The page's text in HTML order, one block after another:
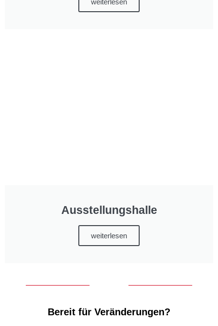
weiterlesen
Ausstellungshalle
weiterlesen
Bereit für Veränderungen?